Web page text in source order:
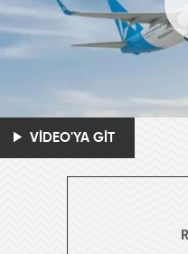
VİDEO'YA GİT